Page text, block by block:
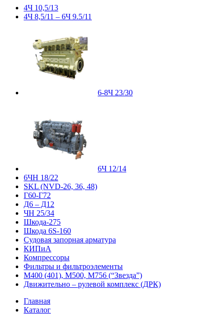
4Ч 10,5/13
4Ч 8,5/11 – 6Ч 9.5/11
6-8Ч 23/30
6Ч 12/14
6ЧН 18/22
SKL (NVD-26, 36, 48)
Г60-Г72
Д6 – Д12
ЧН 25/34
Шкода-275
Шкода 6S-160
Судовая запорная арматура
КИПиА
Компрессоры
Фильтры и фильтроэлементы
М400 (401), М500, М756 (“Звезда”)
Движительно – рулевой комплекс (ДРК)
Главная
Каталог